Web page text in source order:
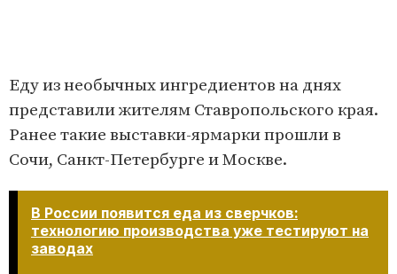
Еду из необычных ингредиентов на днях
представили жителям Ставропольского края.
Ранее такие выставки-ярмарки прошли в
Сочи, Санкт-Петербурге и Москве.
В России появится еда из сверчков:
технологию производства уже тестируют на
заводах